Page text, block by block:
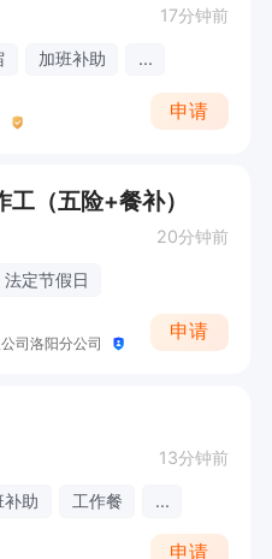
17分钟前
加班补助 ...
申请
（五险+餐补）
20分钟前
法定节假日
司洛阳分公司
申请
13分钟前
补助 工作餐 ...
申请